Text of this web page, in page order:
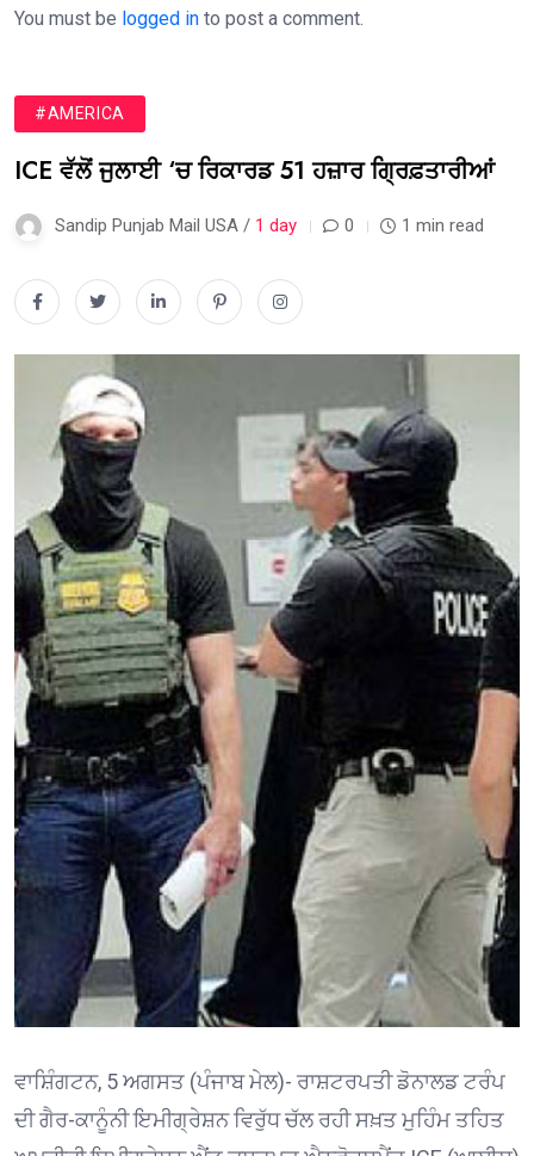
You must be logged in to post a comment.
#AMERICA
ICE ਵੱਲੋਂ ਜੁਲਾਈ ‘ਚ ਰਿਕਾਰਡ 51 ਹਜ਼ਾਰ ਗ੍ਰਿਫ਼ਤਾਰੀਆਂ
Sandip Punjab Mail USA / 1 day 0 1 min read
ਵਾਸ਼ਿੰਗਟਨ, 5 ਅਗਸਤ (ਪੰਜਾਬ ਮੇਲ)- ਰਾਸ਼ਟਰਪਤੀ ਡੋਨਾਲਡ ਟਰੰਪ
ਦੀ ਗੈਰ-ਕਾਨੂੰਨੀ ਇਮੀਗ੍ਰੇਸ਼ਨ ਵਿਰੁੱਧ ਚੱਲ ਰਹੀ ਸਖ਼ਤ ਮੁਹਿੰਮ ਤਹਿਤ